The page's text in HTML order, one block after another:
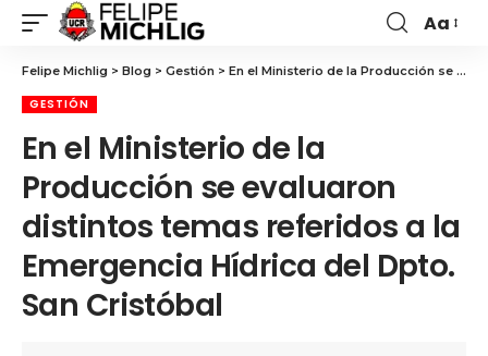
Aa
Felipe Michlig > Blog > Gestión > En el Ministerio de la Producción se evaluaron distintos temas referidos a la Emergencia Hídrica del Dpto. San Cristóbal
GESTIÓN
En el Ministerio de la
Producción se evaluaron
distintos temas referidos a la
Emergencia Hídrica del Dpto.
San Cristóbal